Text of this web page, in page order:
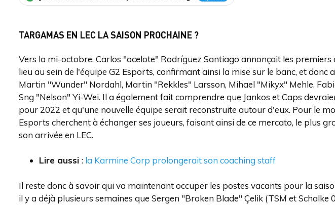
TARGAMAS EN LEC LA SAISON PROCHAINE ?
Vers la mi-octobre, Carlos "ocelote" Rodríguez Santiago annonçait les
lieu au sein de l'équipe G2 Esports, confirmant ainsi la mise sur le banc, et donc
Martin "Wunder" Nordahl, Martin "Rekkles" Larsson, Mihael "Mikyx" Mehle,
Sng "Nelson" Yi-Wei. Il a également fait comprendre que Jankos et Caps
pour 2022 et qu'une nouvelle équipe serait reconstruite autour d'eux. Pour le
Esports cherchent à échanger ses joueurs, faisant ainsi de ce mercato, le plus
son arrivée en LEC.
Lire aussi : la Karmine Corp prolongerait son coaching staff
Il reste donc à savoir qui va maintenant occuper les postes vacants pour la
il y a déjà plusieurs semaines que Sergen "Broken Blade" Çelik (TSM et